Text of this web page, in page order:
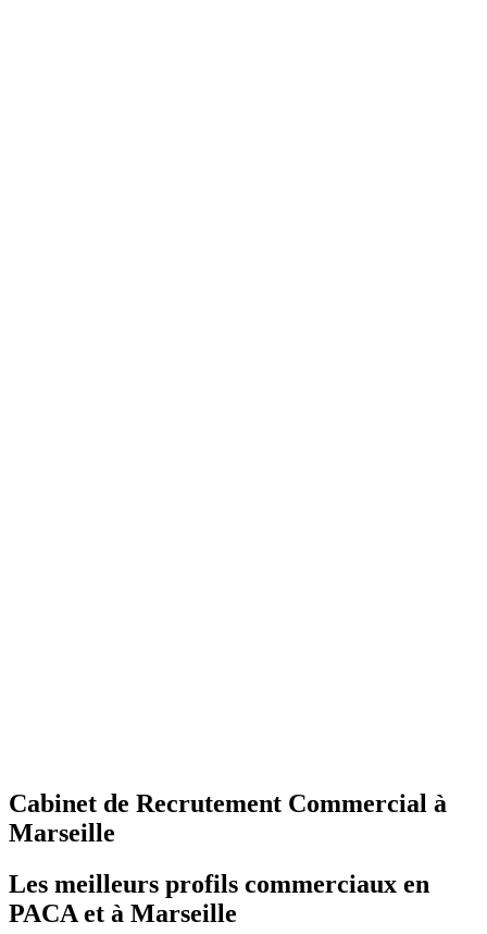
Cabinet de Recrutement Commercial à
Marseille
Les meilleurs profils commerciaux en
PACA et à Marseille